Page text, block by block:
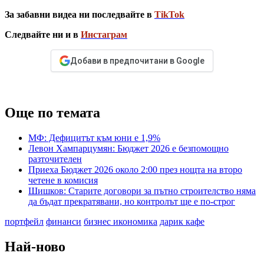
За забавни видеа ни последвайте в TikTok
Следвайте ни и в Инстаграм
Добави в предпочитани в Google
Още по темата
МФ: Дефицитът към юни е 1,9%
Левон Хампарцумян: Бюджет 2026 е безпомощно
разточителен
Приеха Бюджет 2026 около 2:00 през нощта на второ
четене в комисия
Шишков: Старите договори за пътно строителство няма
да бъдат прекратявани, но контролът ще е по-строг
портфейл финанси бизнес икономика дарик кафе
Най-ново